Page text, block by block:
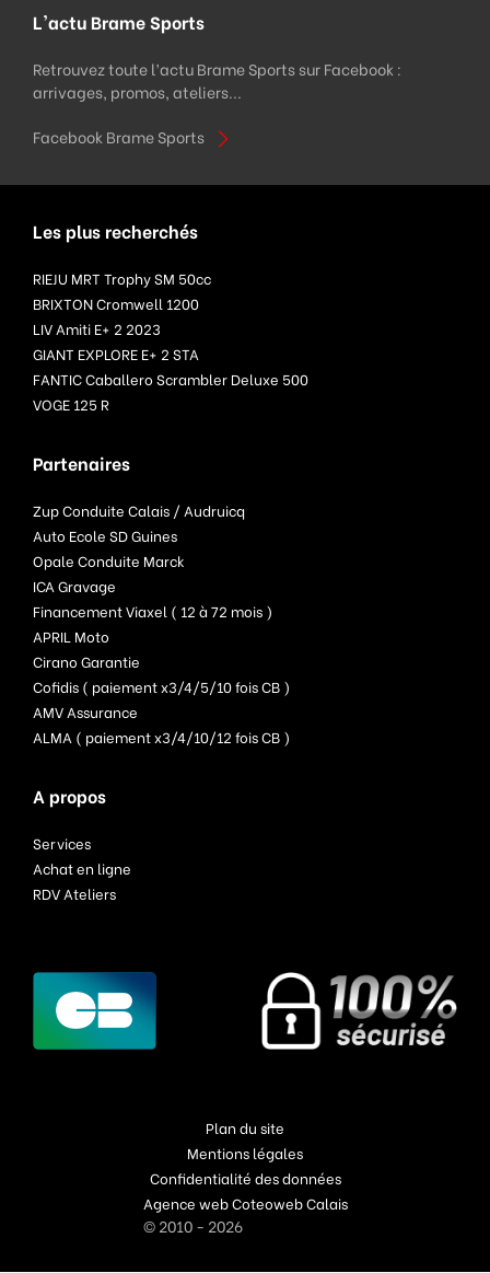
L'actu Brame Sports
Retrouvez toute l’actu Brame Sports sur Facebook :
arrivages, promos, ateliers...
Facebook Brame Sports
Les plus recherchés
RIEJU MRT Trophy SM 50cc
BRIXTON Cromwell 1200
LIV Amiti E+ 2 2023
GIANT EXPLORE E+ 2 STA
FANTIC Caballero Scrambler Deluxe 500
VOGE 125 R
Partenaires
Zup Conduite Calais / Audruicq
Auto Ecole SD Guines
Opale Conduite Marck
ICA Gravage
Financement Viaxel ( 12 à 72 mois )
APRIL Moto
Cirano Garantie
Cofidis ( paiement x3/4/5/10 fois CB )
AMV Assurance
ALMA ( paiement x3/4/10/12 fois CB )
A propos
Services
Achat en ligne
RDV Ateliers
Plan du site
Mentions légales
Confidentialité des données
Agence web Coteoweb Calais
© 2010 - 2026